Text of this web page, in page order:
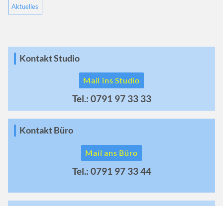
Aktuelles
Kontakt Studio
Mail ins Studio
Tel.: 0791 97 33 33
Kontakt Büro
Mail ans Büro
Tel.: 0791 97 33 44